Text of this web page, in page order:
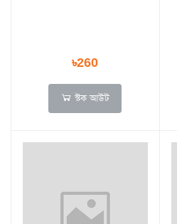
৳260
স্টক আউট